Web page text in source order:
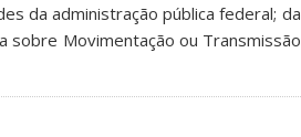
da administração pública federal; da
sobre Movimentação ou Transmissão